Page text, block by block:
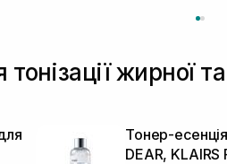
жирної
Тонер-
DEAR,